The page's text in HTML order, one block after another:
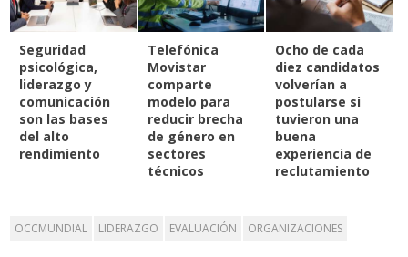
Seguridad
psicológica,
liderazgo y
comunicación
son las bases
del alto
rendimiento
Telefónica
Movistar
comparte
modelo para
reducir brecha
de género en
sectores
técnicos
Ocho de cada
diez candidatos
volverían a
postularse si
tuvieron una
buena
experiencia de
reclutamiento
OCCMUNDIAL LIDERAZGO EVALUACIÓN ORGANIZACIONES